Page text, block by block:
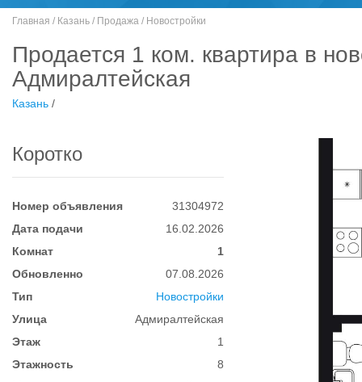
Главная / Казань / Продажа / Новостройки
Продается 1 ком. квартира в
Адмиралтейская
Казань /
Коротко
Номер объявления
31304972
Дата подачи
16.02.2026
Комнат
1
Обновленно
07.08.2026
Тип
Новостройки
Улица
Адмиралтейская
Этаж
1
Этажность
8